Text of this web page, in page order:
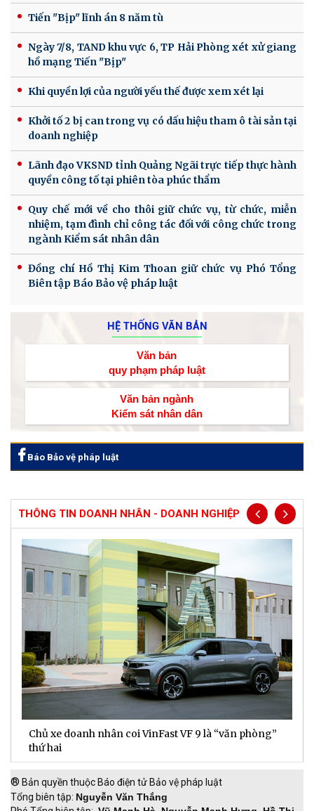
Tiến "Bịp" lĩnh án 8 năm tù
Ngày 7/8, TAND khu vực 6, TP Hải Phòng xét xử giang
hồ mạng Tiến "Bịp"
Khi quyền lợi của người yếu thế được xem xét lại
Khởi tố 2 bị can trong vụ có dấu hiệu tham ô tài sản tại
doanh nghiệp
Lãnh đạo VKSND tỉnh Quảng Ngãi trực tiếp thực hành
quyền công tố tại phiên tòa phúc thẩm
Quy chế mới về cho thôi giữ chức vụ, từ chức, miễn
nhiệm, tạm đình chỉ công tác đối với công chức trong
ngành Kiểm sát nhân dân
Đồng chí Hồ Thị Kim Thoan giữ chức vụ Phó Tổng
Biên tập Báo Bảo vệ pháp luật
HỆ THỐNG VĂN BẢN
Văn bản
quy phạm pháp luật
Văn bản ngành
Kiểm sát nhân dân
Báo Bảo vệ pháp luật
THÔNG TIN DOANH NHÂN - DOANH NGHIỆP
Chủ xe doanh nhân coi VinFast VF 9 là “văn phòng”
thứ hai
® Bản quyền thuộc Báo điện tử Bảo vệ pháp luật
Tổng biên tập: Nguyễn Văn Thắng